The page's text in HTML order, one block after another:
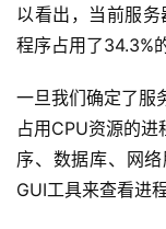
以看出，当前服
程序占用了34.3%
一旦我们确定了服
占用CPU资源的
序、数据库、网
GUI工具来查看进